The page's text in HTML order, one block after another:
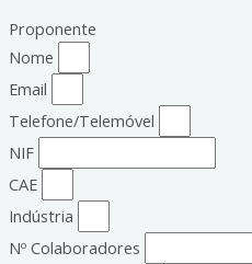
Proponente
Nome
Email
Telefone/Telemóvel
NIF
CAE
Indústria
Nº Colaboradores